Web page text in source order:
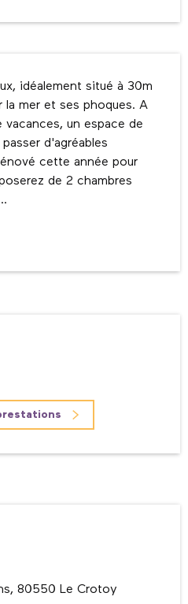
idéalement situé à 30m
la mer et ses phoques. A
vacances, un espace de
d'agréables
cette année pour
de 2 chambres
80550 Le Crotoy